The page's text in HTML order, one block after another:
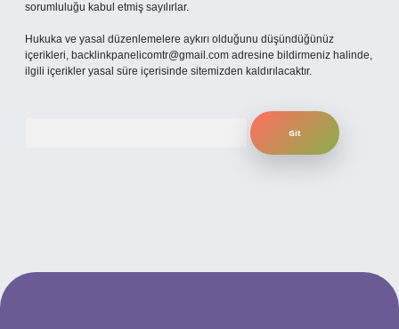
sorumluluğu kabul etmiş sayılırlar.
Hukuka ve yasal düzenlemelere aykırı olduğunu düşündüğünüz
içerikleri, backlinkpanelicomtr@gmail.com adresine bildirmeniz halinde,
ilgili içerikler yasal süre içerisinde sitemizden kaldırılacaktır.